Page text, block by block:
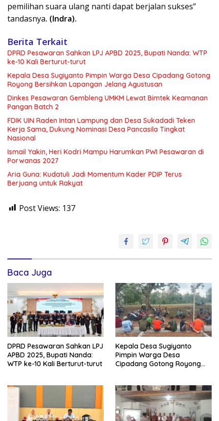
pemilihan suara ulang nanti dapat berjalan sukses”
tandasnya. (Indra).
Berita Terkait
DPRD Pesawaran Sahkan LPJ APBD 2025, Bupati Nanda: WTP
ke-10 Kali Berturut-turut
Kepala Desa Sugiyanto Pimpin Warga Desa Cipadang Gotong
Royong Bersihkan Lapangan Jelang Agustusan
Dinkes Pesawaran Gembleng UMKM Lewat Bimtek Keamanan
Pangan Batch 2
FDIK UIN Raden Intan Lampung dan Desa Sukadadi Teken
Kerja Sama, Dukung Nominasi Desa Pancasila Tingkat
Nasional
Ismail Yakin, Heri Kodri Mampu Harumkan PWI Pesawaran di
Porwanas 2027
Aria Guna: Kudatuli Jadi Momentum Kader PDIP Terus
Berjuang untuk Rakyat
Post Views: 137
Baca Juga
DPRD Pesawaran Sahkan LPJ
APBD 2025, Bupati Nanda:
WTP ke-10 Kali Berturut-turut
Kepala Desa Sugiyanto
Pimpin Warga Desa
Cipadang Gotong Royong